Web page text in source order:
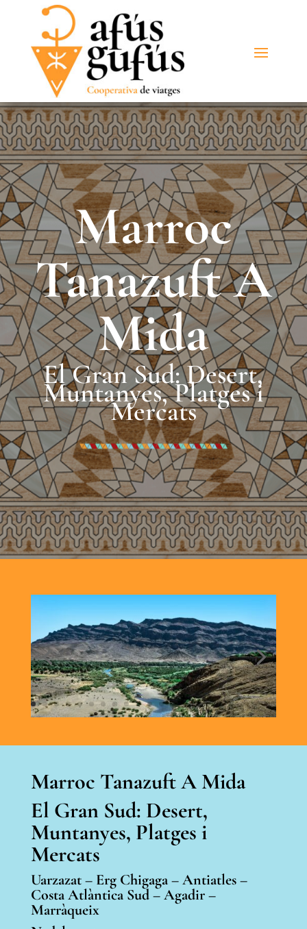
Marroc
Tanazuft A
Mida
El Gran Sud: Desert,
Muntanyes, Platges i
Mercats
Marroc Tanazuft A Mida
El Gran Sud: Desert,
Muntanyes, Platges i
Mercats
Uarzazat – Erg Chigaga – Antiatles –
Costa Atlàntica Sud – Agadir –
Marràqueix